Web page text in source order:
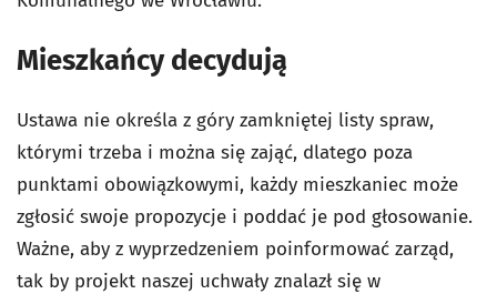
Mieszkańcy decydują
Ustawa nie określa z góry zamkniętej listy spraw,
którymi trzeba i można się zająć, dlatego poza
punktami obowiązkowymi, każdy mieszkaniec może
zgłosić swoje propozycje i poddać je pod głosowanie.
Ważne, aby z wyprzedzeniem poinformować zarząd,
tak by projekt naszej uchwały znalazł się w